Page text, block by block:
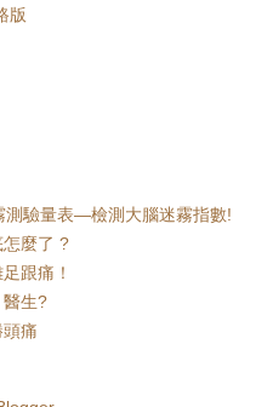
版
測驗量表—檢測大腦迷霧指數!
麼了 ?
跟痛！
醫生?
痛